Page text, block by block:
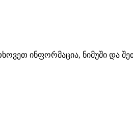
ინფორმაცია, ნიმუში და